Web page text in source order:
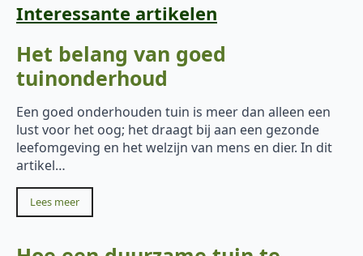
Interessante artikelen
Het belang van goed
tuinonderhoud
Een goed onderhouden tuin is meer dan alleen een
lust voor het oog; het draagt bij aan een gezonde
leefomgeving en het welzijn van mens en dier. In dit
artikel…
Lees meer